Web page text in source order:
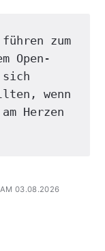
zum
Open-
sich
wenn
Herzen
AM 03.08.2026